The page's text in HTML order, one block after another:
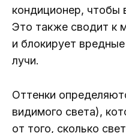
кондиционер, чтобы
Это также сводит к
и блокирует
лучи.
Оттенки
видимого света),
от того, сколько